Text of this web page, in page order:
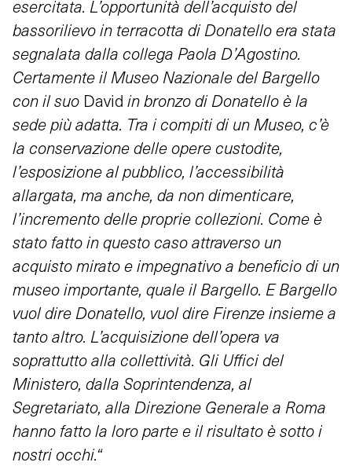
esercitata. L’opportunità dell’acquisto del
bassorilievo in terracotta di Donatello era stata
segnalata dalla collega Paola D’Agostino.
Certamente il Museo Nazionaledel Bargello
con il suo David in bronzo di Donatello è la
sede più adatta. Tra i compiti di un Museo, c’è
la conservazione delle opere custodite,
l’esposizione al pubblico, l’accessibilità
allargata, ma anche, da non dimenticare,
l’incremento delle proprie collezioni. Come è
stato fatto in questo caso attraverso un
acquisto mirato e impegnativo a beneficio di un
museo importante, quale il Bargello. E Bargello
vuol dire Donatello, vuol dire Firenze insieme a
tanto altro. L’acquisizione dell’opera va
soprattutto alla collettività. Gli Uffici del
Ministero, dalla Soprintendenza, al
Segretariato, alla Direzione Generale a Roma
hanno fatto la loro parte e il risultato è sotto i
nostri occhi.“